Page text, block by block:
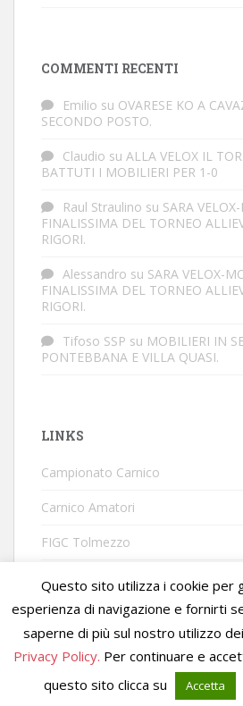
COMMENTI RECENTI
Emilio su OVARESE KO A
SECONDO POSTO.
Claudio su ALLA VELOX IL
BATTUTI I MOBILIERI PER 1-0
Raul Straulino su SARA
FINALISSIMA DEL TORNEO
RIGORI.
Alessandro su SARA VELOX-
FINALISSIMA DEL TORNEO
RIGORI.
Tifoso SSP su MOBILIERI IN
PONTEBBANA E VILLA QUASI.
LINKS
Campionato Carnico
Carnico Amatori
FIGC Tolmezzo
Campionato Carnico Giovanile Tema per
WordPress
Questo sito utilizza i cookie per
esperienza di navigazione e fornirti
saperne di più sul nostro utilizzo
Privacy Policy. Per continuare e
questo sito clicca su
Accetta